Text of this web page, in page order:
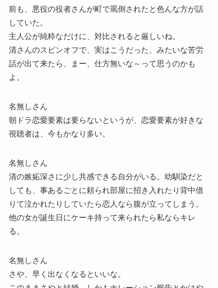
前も、悪役の役者さんが町で罵倒されたと色んな方が話
していた。
主人公が純粋なだけに、対比されると厳しいね。
清さんのスピンオフで、実はこうだった、みたいな苦労
話が出て来たら、まー、仕方無いな～って思うのかも
よ。
名無しさん
朝ドラ恋愛要素は要らないというが、恋愛要素が好きな
視聴者は、今もかなり多い。
名無しさん
清の嫉妬深さに少し共感できる自分がいる。幼馴染だと
しても、事あるごとに頼られ部屋に招き入れたり背中借
りて泣かれたりしていたら恋人なら腹が立ってしまう。
他の女が誕生日にケーキ持って来られたら私ならキレ
る。
名無しさん
さや、早く出なくなるといいな。